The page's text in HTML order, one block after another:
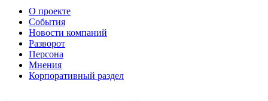
О проекте
События
Новости компаний
Разворот
Персона
Мнения
Корпоративный раздел